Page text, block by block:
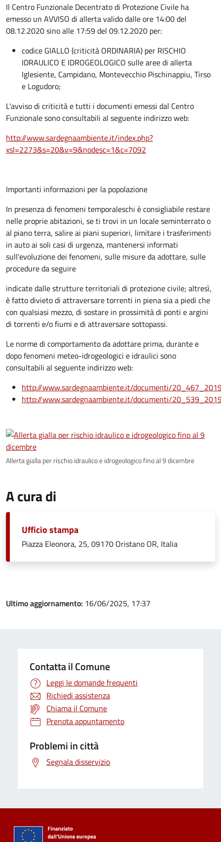
Il Centro Funzionale Decentrato di Protezione Civile ha
emesso un AVVISO di allerta valido dalle ore 14:00 del
08.12.2020 sino alle 17:59 del 09.12.2020 per:
codice GIALLO (criticità ORDINARIA) per RISCHIO
IDRAULICO E IDROGEOLOGICO sulle aree di allerta
Iglesiente, Campidano, Montevecchio Pischinappiu, Tirso
e Logudoro;
L'avviso di criticità e tutti i documenti emessi dal Centro
Funzionale sono consultabili al seguente indirizzo web:
http://www.sardegnaambiente.it/index.php?
xsl=2273&s=20&v=9&nodesc=1&c=7092
Importanti informazioni per la popolazione
In presenza di fenomeni temporaleschi è consigliabile restare
nelle proprie abitazioni, se ti trovi in un locale seminterrato o
al piano terra, salire ai piani superiori, limitare i trasferimenti
in auto ai soli casi di urgenza, mantenersi informati
sull'evoluzione dei fenomeni, sulle misure da adottare, sulle
procedure da seguire
indicate dalle strutture territoriali di protezione civile; altresì,
è fatto divieto di attraversare torrenti in piena sia a piedi che
con qualsiasi mezzo, di sostare in prossimità di ponti e argini
di torrenti e/o fiumi e di attraversare sottopassi.
Le norme di comportamento da adottare prima, durante e
dopo fenomeni meteo-idrogeologici e idraulici sono
consultabili al seguente indirizzo web:
http://www.sardegnaambiente.it/documenti/
http://www.sardegnaambiente.it/documenti/
Allerta gialla per rischio idraulico e idrogeologico fino al 9 dicembre
A cura di
Ufficio stampa
Piazza Eleonora, 25, 09170 Oristano OR, Italia
Ultimo aggiornamento: 16/06/2025, 17:37
Contatta il Comune
Leggi le domande frequenti
Richiedi assistenza
Chiama il Comune
Prenota appuntamento
Problemi in città
Segnala disservizio